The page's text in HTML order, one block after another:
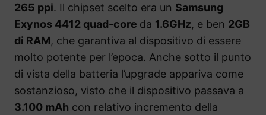
265 ppi. Il chipset scelto era un Samsung
Exynos 4412 quad-core da 1.6GHz, e ben 2GB
di RAM, che garantiva al dispositivo di essere
molto potente per l’epoca. Anche sotto il punto
di vista della batteria l’upgrade appariva come
sostanzioso, visto che il dispositivo passava a
3.100 mAh con relativo incremento della